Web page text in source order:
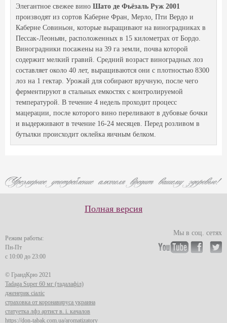
Элегантное свежее вино Шато де Фьёзаль Руж 2001
производят из сортов Каберне Фран, Мерло, Пти Вердо и
Каберне Совиньон, которые выращивают на виноградниках в
Пессак-Леоньян, расположенных в 15 километрах от Бордо.
Виноградники посажены на 39 га земли, почва которой
содержит мелкий гравий. Средний возраст виноградных лоз
составляет около 40 лет, выращиваются они с плотностью 8300
лоз на 1 гектар. Урожай для собирают вручную, после чего
ферментируют в стальных емкостях с контролируемой
температурой. В течение 4 недель проходит процесс
мацерации, после которого вино переливают в дубовые бочки
и выдерживают в течение 16-24 месяцев. Перед розливом в
бутылки происходит оклейка яичным белком.
Полная версия
Режим работы:
Пн-Пт
с 10:00 до 23:00
© ГрандКрю 2021
Tadaga Super 60 мг (тадалафіл)
дженерик сіаліс
страховка от коронавируса украина
статуетка лфз артист в. і. качалов
https://don-tabak.com.ua/aromatizatory
Мы в соц. сетях